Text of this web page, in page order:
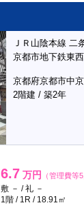
ＪＲ山陰本線 二
京都市地下鉄東
京都府京都市中
2階建 / 築2年
6.7 万円 （管理費等
敷 － / 礼 －
1階 / 1R / 18.91㎡